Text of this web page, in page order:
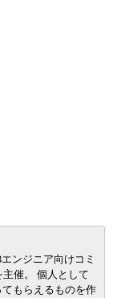
ンジニア向けコミ
催。 個人として
もらえるものを作